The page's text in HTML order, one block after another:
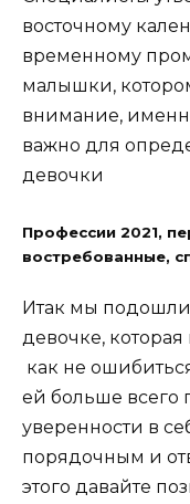
восточному
временному
малышки,
внимание,
важно для
девочки
Профессии 2021,
востребованные,
Итак мы подошли
девочке, которая
как не
ей больше всего
уверенности в
порядочным и
этого давайте